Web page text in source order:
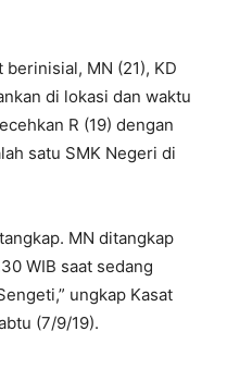
MN (21), KD
di lokasi dan waktu
R (19) dengan
satu SMK Negeri di
MN ditangkap
WIB saat sedang
ungkap Kasat
(7/9/19).